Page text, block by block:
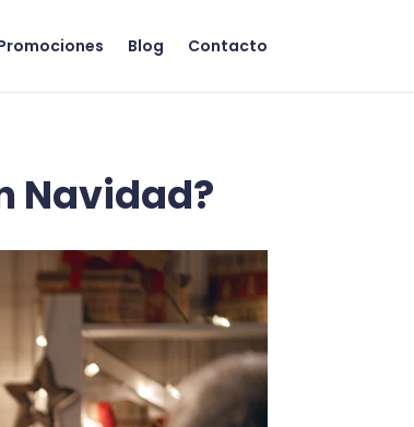
Blog Contacto
Navidad?